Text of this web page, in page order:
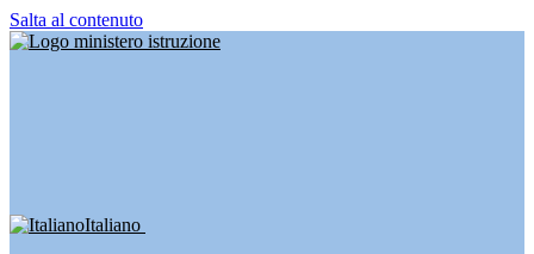
Salta al contenuto
Italiano